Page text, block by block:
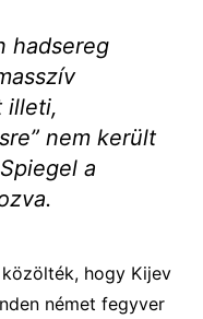
hadsereg
illeti,
nem került
a
hogy Kijev
német fegyver